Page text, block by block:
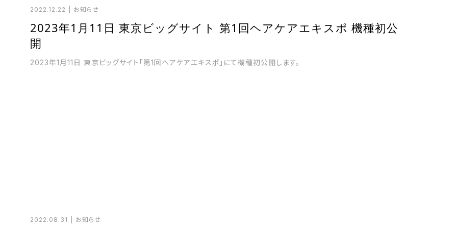
2022.12.22 お知らせ
2023年1月11日 東京ビッグサイト 第1回ヘアケアエキスポ 機種初公
開
2023年1月11日 東京ビッグサイト「第1回ヘアケアエキスポ」にて機種初公開します。
2022.08.31 お知らせ